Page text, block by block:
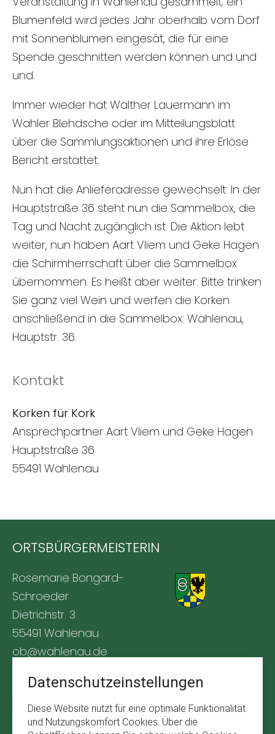
Blumenfeld wird jedes Jahr oberhalb vom Dorf
mit Sonnenblumen eingesät, die für eine
Spende geschnitten werden können und und
und.
Immer wieder hat Walther Lauermann im
Wahler Blehdsche oder im Mitteilungsblatt
über die Sammlungsaktionen und ihre Erlöse
Bericht erstattet.
Nun hat die Anlieferadresse gewechselt: In der
Hauptstraße 36 steht nun die Sammelbox, die
Tag und Nacht zugänglich ist. Die Aktion lebt
weiter, nun haben Aart Vliem und Geke Hagen
die Schirmherrschaft über die Sammelbox
übernommen. Es heißt aber weiter: Bitte trinken
Sie ganz viel Wein und werfen die Korken
anschließend in die Sammelbox: Wahlenau,
Hauptstr. 36.
Kontakt
Korken für Kork
Ansprechpartner Aart Vliem und Geke Hagen
Hauptstraße 36
55491 Wahlenau
ORTSBÜRGERMEISTERIN
Rosemarie Bongard-
Schroeder
Dietrichstr. 3
55491 Wahlenau
ob@wahlenau.de
BÜRGERSERVICE
Navigation
Datenschutzeinstellungen
Diese Website nutzt für eine optimale Funktionalität
und Nutzungskomfort Cookies. Über die